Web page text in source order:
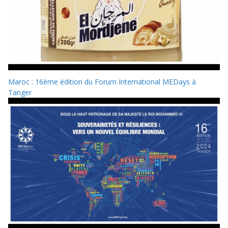
Maroc : 16ème édition du Forum International MEDays à
Tanger